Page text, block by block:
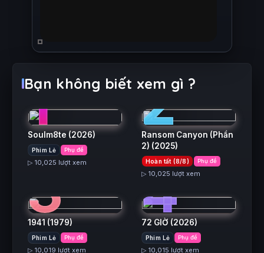
Bạn không biết xem gì ?
1
Soulm8te (2026)
Phim Lẻ Phụ đề
▷ 10,025 lượt xem
2
Ransom Canyon (Phần
2) (2025)
Hoàn tất (8/8) Phụ đề
▷ 10,025 lượt xem
3
1941 (1979)
Phim Lẻ Phụ đề
▷ 10,019 lượt xem
4
72 GIỜ (2026)
Phim Lẻ Phụ đề
▷ 10,015 lượt xem